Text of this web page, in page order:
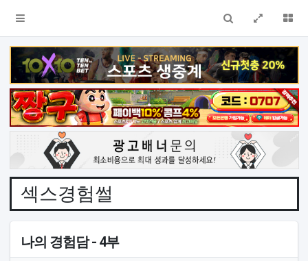
전체창더
섹스경험썰
나의 경험담 - 4부